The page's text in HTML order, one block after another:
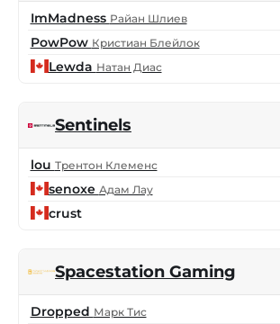
ImMadness Райан Шлиев
PowPow Кристиан Блейлок
Lewda Натан Диас
Sentinels
lou Трентон Клеменс
senoxe Адам Лау
crust
Spacestation Gaming
Dropped Марк Тис